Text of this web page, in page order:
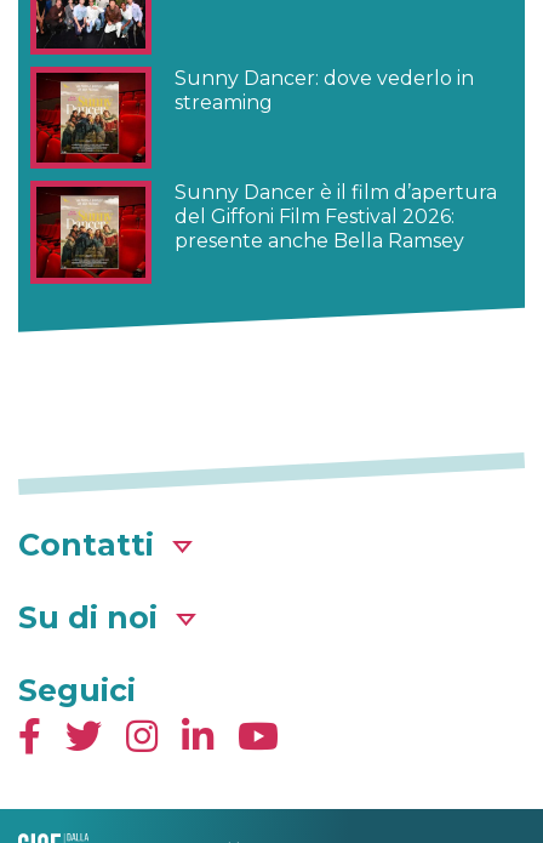
Sunny Dancer: dove vederlo in
streaming
Sunny Dancer è il film d’apertura
del Giffoni Film Festival 2026:
presente anche Bella Ramsey
Contatti
Su di noi
Seguici